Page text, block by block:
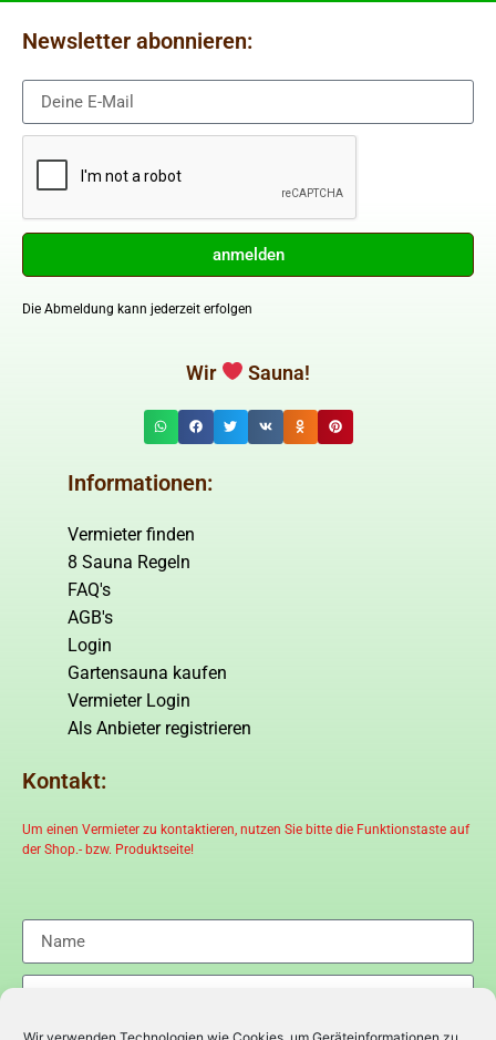
Newsletter abonnieren:
anmelden
Die Abmeldung kann jederzeit erfolgen
Wir Sauna!
Informationen:
Vermieter finden
8 Sauna Regeln
FAQ's
AGB's
Login
Gartensauna kaufen
Vermieter Login
Als Anbieter registrieren
Kontakt:
Um einen Vermieter zu kontaktieren, nutzen Sie bitte die Funktionstaste auf
der Shop.- bzw. Produktseite!